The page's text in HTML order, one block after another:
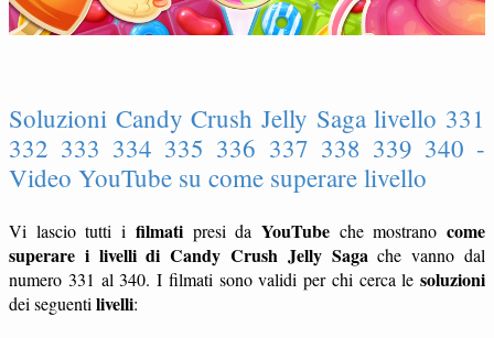
Soluzioni Candy Crush Jelly Saga livello 331
332 333 334 335 336 337 338 339 340 -
Video YouTube su come superare livello
Vi lascio tutti i filmatipresi da YouTubeche mostranocome
superare i livelli di Candy Crush Jelly Saga che vanno dal
numero 331 al 340. I filmati sono validi per chi cerca le soluzioni
dei seguenti livelli: